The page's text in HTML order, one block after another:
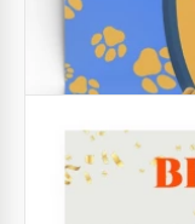
Volantino di
Stai per invitare
sicuramente
dall'aspetto